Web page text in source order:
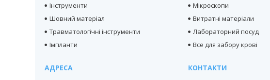
Інструменти
Шовний матеріал
Травматологічні інструменти
Імпланти
Мікроскопи
Витратні матеріали
Лабораторний посуд
Все для забору крові